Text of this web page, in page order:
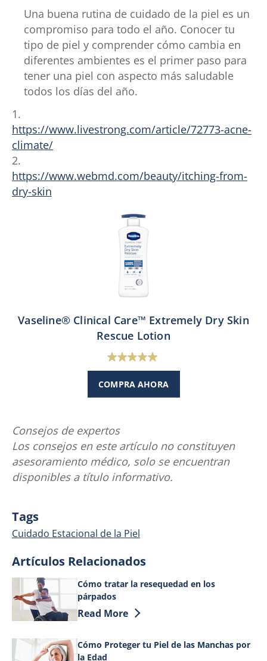
Una buena rutina de cuidado de la piel es un
compromiso para todo el año. Conocer tu
tipo de piel y comprender cómo cambia en
diferentes ambientes es el primer paso para
tener una piel con aspecto más saludable
todos los días del año.
1.
https://www.livestrong.com/article/72773-acne-
climate/
2.
https://www.webmd.com/beauty/itching-from-
dry-skin
Vaseline® Clinical Care™ Extremely Dry Skin
Rescue Lotion
5.0
de
reseña
COMPRA AHORA
Consejos de expertos
Los consejos en este artículo no constituyen
asesoramiento médico, solo se encuentran
disponibles a título informativo.
Tags
Cuidado Estacional de la Piel
Artículos Relacionados
Cómo tratar la resequedad en los
párpados
Discover more about Cómo tratar la
Read More
Cómo Proteger tu Piel de las Manchas por
la Edad